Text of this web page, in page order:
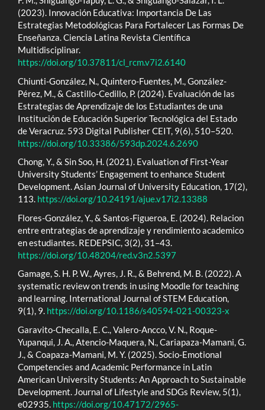
(2023). Innovación Educativa: Importancia De Las
Estrategias Metodológicas Para Fortalecer Las Formas De
Enseñanza. Ciencia Latina Revista Científica
Multidisciplinar.
https://doi.org/10.37811/cl_rcm.v7i2.6140
Chiunti-González, N., Quintero-Fuentes, M., González-
Pérez, M., & Castillo-Cedillo, P. (2024). Evaluación de las
Estrategias de Aprendizaje de los Estudiantes de una
Institución de Educación Superior Tecnológica del Estado
de Veracruz. 593 Digital Publisher CEIT, 9(6), 510–520.
https://doi.org/10.33386/593dp.2024.6.2690
Chong, Y., & Sin Soo, H. (2021). Evaluation of First-Year
University Students’ Engagement to enhance Student
Development. Asian Journal of University Education, 17(2),
113. https://doi.org/10.24191/ajue.v17i2.13388
Flores-González, Y., & Santos-Figueroa, E. (2024). Relacion
entre entrategias de aprendizaje y rendimiento academico
en estudiantes. REDEPSIC, 3(2), 31–43.
https://doi.org/10.48204/red.v3n2.5397
Gamage, S. H. P. W., Ayres, J. R., & Behrend, M. B. (2022). A
systematic review on trends in using Moodle for teaching
and learning. International Journal of STEM Education,
9(1), 9. https://doi.org/10.1186/s40594-021-00323-x
Garavito-Checalla, E. C., Valero-Ancco, V. N., Roque-
Yupanqui, J. A., Atencio-Maquera, N., Cariapaza-Mamani, G.
J., & Coapaza-Mamani, M. Y. (2025). Socio-Emotional
Competencies and Academic Performance in Latin
American University Students: An Approach to Sustainable
Development. Journal of Lifestyle and SDGs Review, 5(1),
e02935. https://doi.org/10.47172/2965-